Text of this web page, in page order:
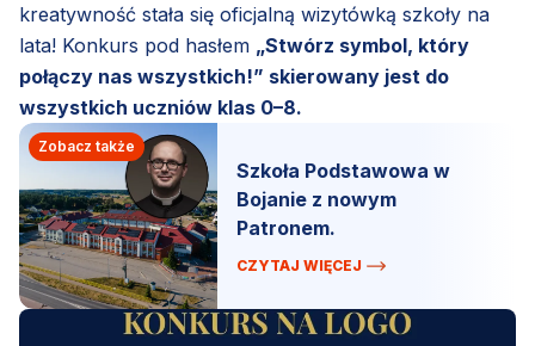
kreatywność stała się oficjalną wizytówką szkoły na
lata! Konkurs pod hasłem „Stwórz symbol, który
połączy nas wszystkich!” skierowany jest do
wszystkich uczniów klas 0–8.
Zobacz także
Szkoła Podstawowa w
Bojanie z nowym
Patronem.
CZYTAJ WIĘCEJ